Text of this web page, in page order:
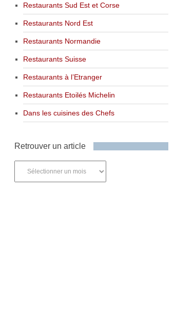
Restaurants Sud Est et Corse
Restaurants Nord Est
Restaurants Normandie
Restaurants Suisse
Restaurants à l’Etranger
Restaurants Etoilés Michelin
Dans les cuisines des Chefs
Retrouver un article